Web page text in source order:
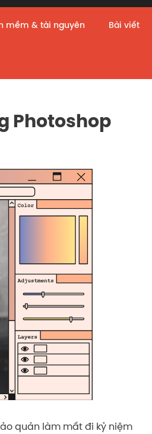
mềm & tài nguyên Bài viết
Photoshop
quản làm mất đi kỷ niệm